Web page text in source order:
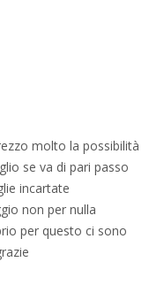
molto la possibilità
se va di pari passo
incartate
non per nulla
per questo ci sono